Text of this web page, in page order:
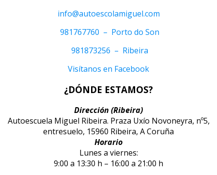
info@autoescolamiguel.com
981767760 – Porto do Son
981873256 – Ribeira
Visítanos en Facebook
¿DÓNDE ESTAMOS?
Dirección (Ribeira)
Autoescuela Miguel Ribeira. Praza Uxío Novoneyra, nº5,
entresuelo, 15960 Ribeira, A Coruña
Horario
Lunes a viernes:
9:00 a 13:30 h – 16:00 a 21:00 h